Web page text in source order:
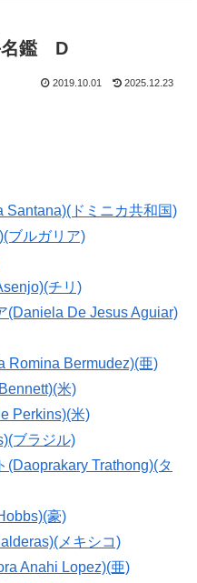
名鑑 D
2019.10.01 2025.12.23
Santana)(ドミニカ共和国)
ブルガリア)
チリ)
(Daniela De Jesus Aguiar)
Romina Bermudez)(亜)
米)
Perkins)(米)
ブラジル)
(Daoprakary Trathong)(タ
豪)
メキシコ)
Anahi Lopez)(亜)